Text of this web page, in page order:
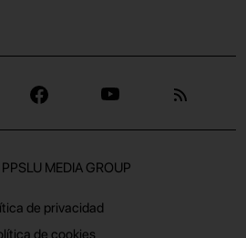
PPSLU MEDIA GROUP
de privacidad
de cookies